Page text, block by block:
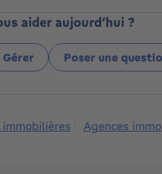
aider aujourd’hui ?
Gérer Poser une
Agences